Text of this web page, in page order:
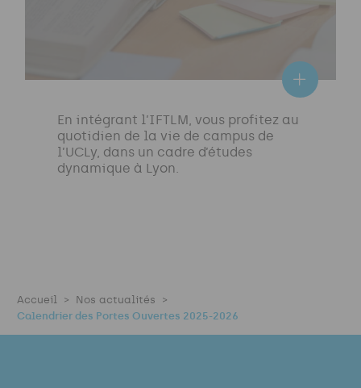
En intégrant l’IFTLM, vous profitez au
quotidien de la vie de campus de
l’UCLy, dans un cadre d’études
dynamique à Lyon.
Accueil
Nos actualités
Calendrier des Portes Ouvertes 2025-2026